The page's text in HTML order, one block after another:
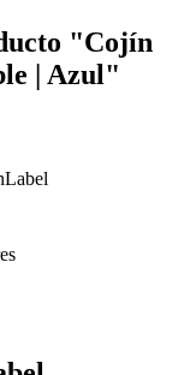
"Cojín
| Azul"